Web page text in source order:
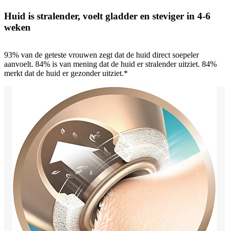
Huid is stralender, voelt gladder en steviger in 4-6
weken
93% van de geteste vrouwen zegt dat de huid direct soepeler
aanvoelt. 84% is van mening dat de huid er stralender uitziet. 84%
merkt dat de huid er gezonder uitziet.*